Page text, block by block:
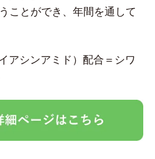
ことができ、年間を通して
アシンアミド）配合＝シワ